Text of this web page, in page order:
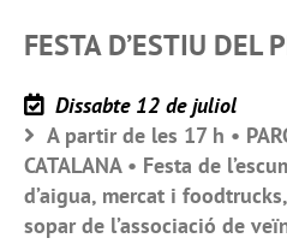
FESTA D’ESTIU DEL
Dissabte 12 de juliol
A partir de les 17 h •
CATALANA • Festa de
d’aigua, mercat i
sopar de l’associació de